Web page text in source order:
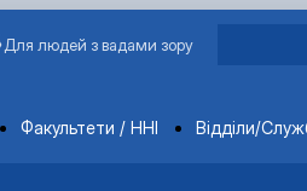
Для людей з вадами зору
Факультети / ННІ Відділи/